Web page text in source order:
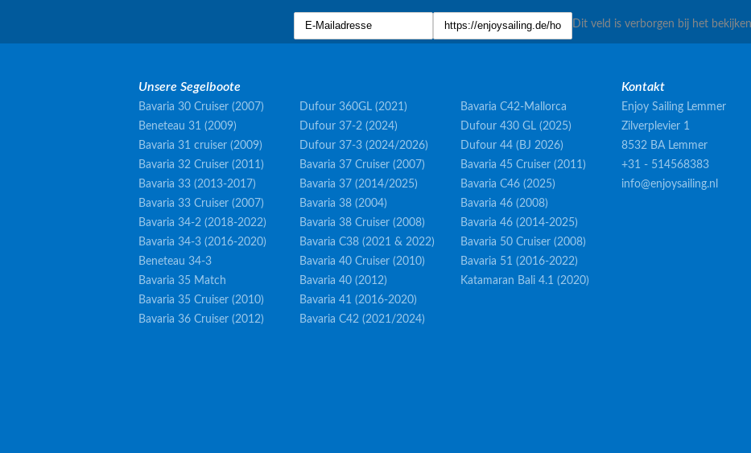
Dit veld is verborgen bij het
Unsere Segelboote
Bavaria 30 Cruiser (2007)
Beneteau 31 (2009)
Bavaria 31 cruiser (2009)
Bavaria 32 Cruiser (2011)
Bavaria 33 (2013-2017)
Bavaria 33 Cruiser (2007)
Bavaria 34-2 (2018-2022)
Bavaria 34-3 (2016-2020)
Beneteau 34-3
Bavaria 35 Match
Bavaria 35 Cruiser (2010)
Bavaria 36 Cruiser (2012)
Dufour 360GL (2021)
Dufour 37-2 (2024)
Dufour 37-3 (2024/2026)
Bavaria 37 Cruiser (2007)
Bavaria 37 (2014/2025)
Bavaria 38 (2004)
Bavaria 38 Cruiser (2008)
Bavaria C38 (2021 & 2022)
Bavaria 40 Cruiser (2010)
Bavaria 40 (2012)
Bavaria 41 (2016-2020)
Bavaria C42 (2021/2024)
Bavaria C42-Mallorca
Dufour 430 GL (2025)
Dufour 44 (BJ 2026)
Bavaria 45 Cruiser (2011)
Bavaria C46 (2025)
Bavaria 46 (2008)
Bavaria 46 (2014-2025)
Bavaria 50 Cruiser (2008)
Bavaria 51 (2016-2022)
Katamaran Bali 4.1 (2020)
Kontakt
Enjoy Sailing Lemmer
Zilverplevier 1
8532 BA Lemmer
+31 - 514568383
info@enjoysailing.nl